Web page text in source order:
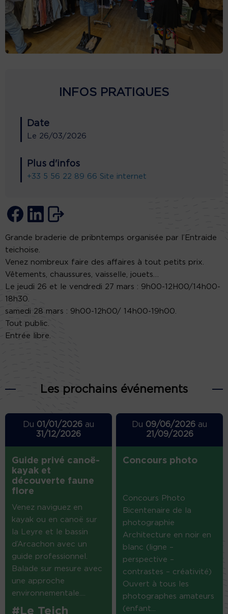
INFOS PRATIQUES
Date
Le 26/03/2026
Plus d'infos
+33 5 56 22 89 66 Site internet
Grande braderie de pribntemps organisée par l’Entraide
teichoise.
Venez nombreux faire des affaires à tout petits prix.
Vêtements, chaussures, vaisselle, jouets…
Le jeudi 26 et le vendredi 27 mars : 9h00-12H00/14h00-
18h30.
samedi 28 mars : 9h00-12h00/ 14h00-19h00.
Tout public.
Entrée libre.
Les prochains événements
Du 01/01/2026au
31/12/2026
Guide privé canoë-
kayak et
découverte faune
flore
Venez naviguez en
kayak ou en canoë sur
la Leyre et le bassin
d’Arcachon avec un
guide professionnel.
Balade sur mesure avec
une approche
environnementale....
#Le Teich
Du 09/06/2026 au
21/09/2026
Concours photo
Concours Photo
Bicentenaire de la
photographie
Architecture en noir en
blanc (ligne –
perspective –
contrastes – créativité)
Ouvert à tous les
photographes amateurs
(enfant...